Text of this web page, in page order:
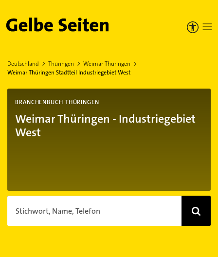
Gelbe Seiten
Deutschland Thüringen
Weimar Thüringen
Weimar Thüringen Stadtteil Industriegebiet West
BRANCHENBUCH THÜRINGEN
Weimar Thüringen - Industriegebiet
West
Stichwort, Name, Telefon